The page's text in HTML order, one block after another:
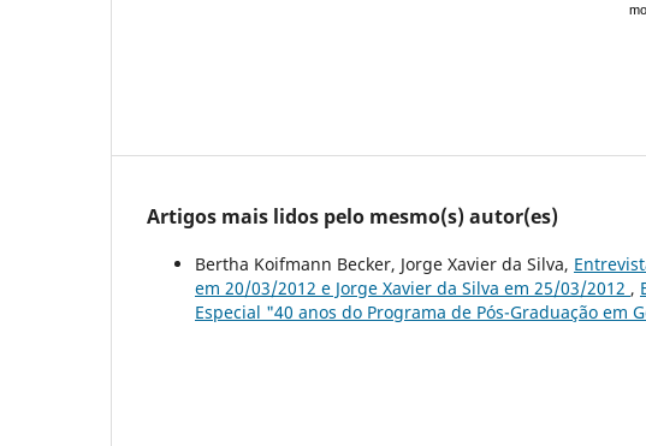
Artigos mais lidos pelo mesmo(s) autor(es)
Bertha Koifmann Becker, Jorge Xavier da Silva,
em 20/03/2012 e Jorge Xavier da Silva em 25/03/2012 ,
Especial "40 anos do Programa de Pós-Graduação em